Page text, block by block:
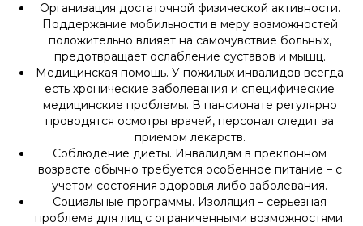
Организация достаточной физической активности.
Поддержание мобильности в меру возможностей
положительно влияет на самочувствие больных,
предотвращает ослабление суставов и мышц.
Медицинская помощь. У пожилых инвалидов всегда
есть хронические заболевания и специфические
медицинские проблемы. В пансионате регулярно
проводятся осмотры врачей, персонал следит за
приемом лекарств.
Соблюдение диеты. Инвалидам в преклонном
возрасте обычно требуется особенное питание – с
учетом состояния здоровья либо заболевания.
Социальные программы. Изоляция – серьезная
проблема для лиц с ограниченными возможностями.